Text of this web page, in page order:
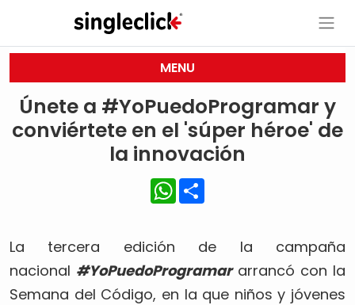
MENU
Únete a #YoPuedoProgramar y
conviértete en el 'súper héroe' de
la innovación
WhatsApp
La tercera edición de la campaña
nacional #YoPuedoProgramararrancó con la
Semana del Código, en la que niños y jóvenes